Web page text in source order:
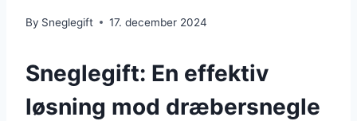
By Sneglegift 17. december 2024
Sneglegift: En effektiv
løsning mod dræbersnegle